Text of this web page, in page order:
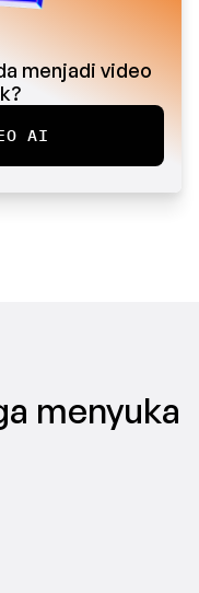
menjadi video
AI
menyukai